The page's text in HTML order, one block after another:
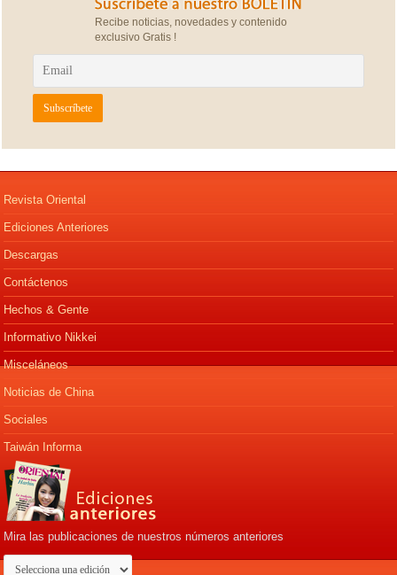
Recibe noticias, novedades y contenido
exclusivo Gratis !
Revista Oriental
Ediciones Anteriores
Descargas
Contáctenos
Hechos & Gente
Informativo Nikkei
Misceláneos
Noticias de China
Sociales
Taiwán Informa
Mira las publicaciones de nuestros números anteriores